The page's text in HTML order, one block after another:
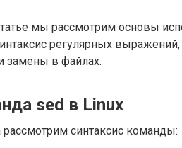
мы рассмотрим основы
регулярных
замены в файлах.
sed в Linux
рассмотрим синтаксис команды: